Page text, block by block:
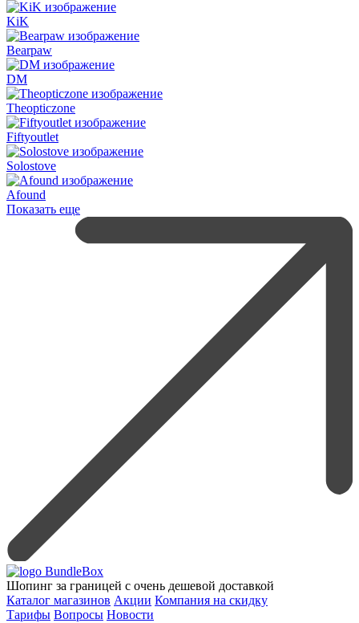
KiK
Bearpaw
DM
Theopticzone
Fiftyoutlet
Solostove
Afound
Показать еще
Шопинг за границей с очень дешевой доставкой
Каталог магазинов Акции Компания на скидку
Тарифы Вопросы Новости